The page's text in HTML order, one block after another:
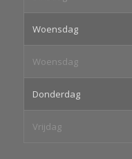
Woensdag
Woensdag
Donderdag
Vrijdag